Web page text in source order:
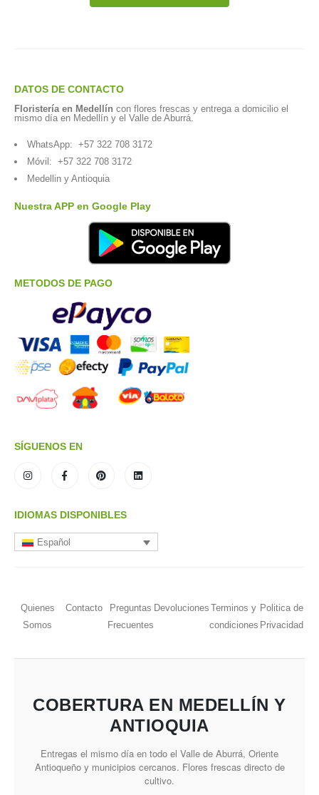
DATOS DE CONTACTO
Floristería en Medellín con flores frescas y entrega a domicilio el
mismo día en Medellín y el Valle de Aburrá.
WhatsApp: +57 322 708 3172
Móvil: +57 322 708 3172
Medellin y Antioquia
Nuestra APP en Google Play
METODOS DE PAGO
SÍGUENOS EN
IDIOMAS DISPONIBLES
Español
Quienes
Somos
Contacto
Preguntas
Frecuentes
Devoluciones Terminos y
condiciones
Politica de
Privacidad
COBERTURA EN MEDELLÍN Y
ANTIOQUIA
Entregas el mismo día en todo el Valle de Aburrá, Oriente
Antioqueño y municipios cercanos. Flores frescas directo de
cultivo.